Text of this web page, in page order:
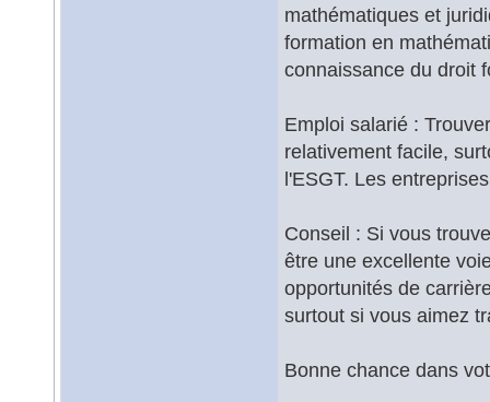
mathématiques et
formation en
connaissance du droit
Emploi salarié :
relativement facile,
l'ESGT. Les
Conseil : Si vous
être une excellente
opportunités de
surtout si vous aimez
Bonne chance dans